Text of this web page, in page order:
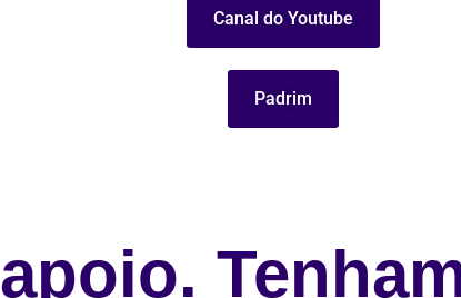
Canal do Youtube
Padrim
apoio.